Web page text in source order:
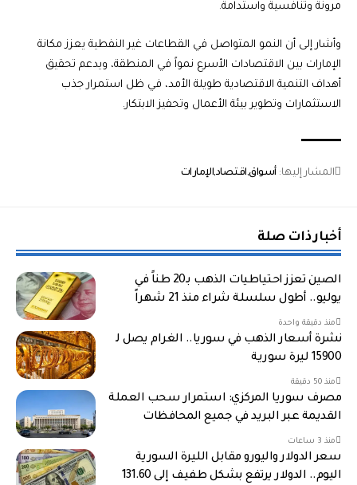
مرونة وتنافسية واستدامة.
وأشار إلى أن النمو المتواصل في القطاعات غير النفطية يعزز مكانة
الإمارات بين الاقتصادات الأسرع نمواً في المنطقة، ويدعم تحقيق
أهداف التنمية الاقتصادية طويلة الأمد، في ظل استمرار جذب
الاستثمارات وتطوير بيئة الأعمال وتحفيز الابتكار.
المشار إليها: أسواق اقتصادالإمارات
أخبار ذات صلة
الصين تعزز احتياطيات الذهب بـ20 طناً في
يوليو.. أطول سلسلة شراء منذ 21 شهراً
منذ دقيقة واحدة
نشرة أسعار الذهب في سوريا.. الغرام يصل لـ
15900 ليرة سورية
منذ 50 دقيقة
مصرف سوريا المركزي: استمرار سحب العملة
القديمة عبر البريد في جميع المحافظات
منذ 3 ساعات
سعر الدولار واليورو مقابل الليرة السورية
اليوم.. الدولار يرتفع بشكل طفيف إلى 131.60